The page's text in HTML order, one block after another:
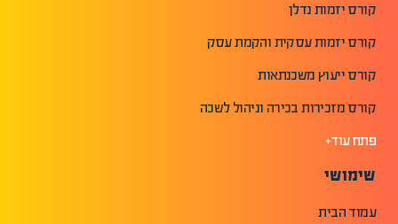
קורס יזמות נדלן
קורס יזמות עסקית והקמת עסק
קורס ייעוץ משכנתאות
קורס מזכירות בכירה וניהול לשכה
פתח עוד+
שימושי
עמוד הבית